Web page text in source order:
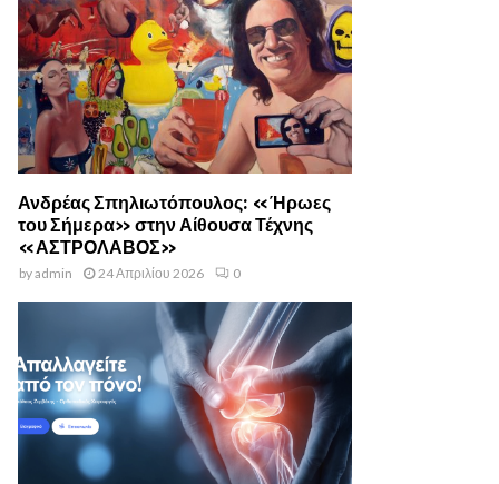
Ανδρέας Σπηλιωτόπουλος: «Ήρωες
του Σήμερα» στην Αίθουσα Τέχνης
«ΑΣΤΡΟΛΑΒΟΣ»
byadmin 24 Απριλίου 2026 0